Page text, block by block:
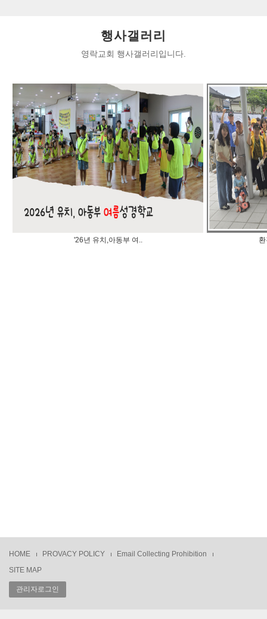
행사갤러리
영락교회 행사갤러리입니다.
'26년 유치,아동부 여..
HOME PROVACY POLICY
Email Collecting Prohibition
SITE MAP
관리자로그인